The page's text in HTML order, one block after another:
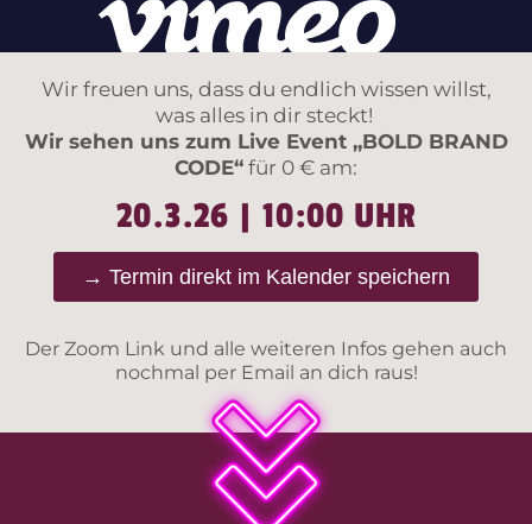
Wir freuen uns, dass du endlich wissen willst,
was alles in dir steckt!
Wir sehen uns zum Live Event „BOLD BRAND
CODE“ für 0 € am:
20.3.26 | 10:00 UHR
→ Termin direkt im Kalender speichern
Der Zoom Link und alle weiteren Infos gehen auch
nochmal per Email an dich raus!